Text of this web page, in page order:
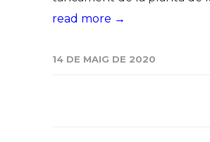
read more →
14 DE MAIG DE 2020